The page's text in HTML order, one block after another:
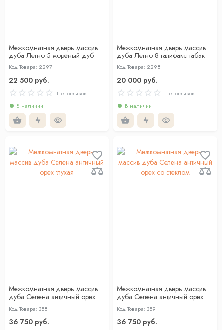
Межкомнатная дверь массив
дуба Легно 5 морёный дуб
Код Товара: 2297
22 500 руб.
Нет отзывов
В наличии
Межкомнатная дверь массив
дуба Легно 8 галифакс табак
Код Товара: 2298
20 000 руб.
Нет отзывов
В наличии
Межкомнатная дверь массив
дуба Селена античный орех
глухая
Код Товара: 358
36 750 руб.
Межкомнатная дверь массив
дуба Селена античный орех со
стеклом
Код Товара: 359
36 750 руб.